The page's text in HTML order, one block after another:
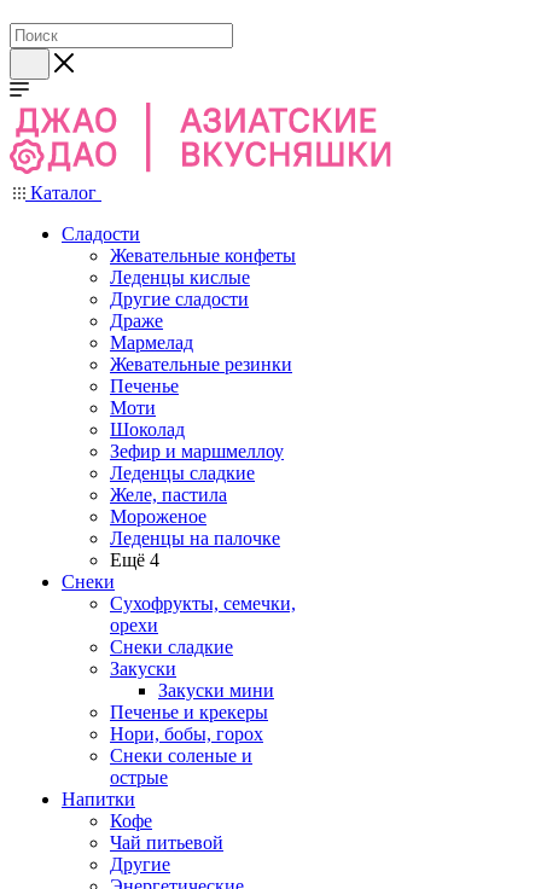
Каталог
Сладости
Жевательные конфеты
Леденцы кислые
Другие сладости
Драже
Мармелад
Жевательные резинки
Печенье
Моти
Шоколад
Зефир и маршмеллоу
Леденцы сладкие
Желе, пастила
Мороженое
Леденцы на палочке
Ещё 4
Снеки
Сухофрукты, семечки,
орехи
Снеки сладкие
Закуски
Закуски мини
Печенье и крекеры
Нори, бобы, горох
Снеки соленые и
острые
Напитки
Кофе
Чай питьевой
Другие